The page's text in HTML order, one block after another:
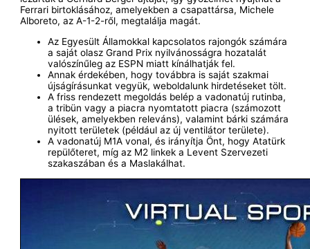
Ferrari birtoklásához, amelyekben a csapattársa, Michele
Alboreto, az A-1-2-ről, megtalálja magát.
Az Egyesült Államokkal kapcsolatos rajongók számára
a saját olasz Grand Prix nyilvánosságra hozatalát
valószínűleg az ESPN miatt kínálhatják fel.
Annak érdekében, hogy továbbra is saját szakmai
újságírásunkat vegyük, weboldalunk hirdetéseket tölt.
A friss rendezett megoldás belép a vadonatúj rutinba,
a tribün vagy a piacra nyomtatott piacra (számozott
ülések, amelyekben releváns), valamint bárki számára
nyitott területek (például az új ventilátor területe).
A vadonatúj M1A vonal, és irányítja Önt, hogy Atatürk
repülőteret, míg az M2 linkek a Levent Szervezeti
szakaszában és a Maslakálhat.